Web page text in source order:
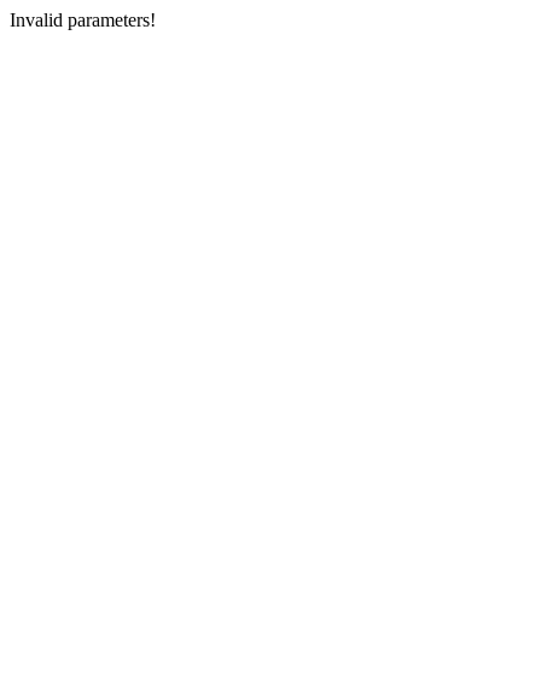
Invalid parameters!